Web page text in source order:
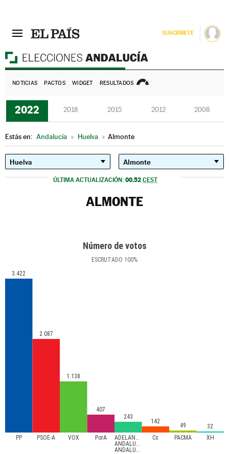
SUSCRÍBETE
NOTICIAS PACTOS WIDGET RESULTADOS
2022 2018 2015 2012 2008
Estás en: Andalucía » Huelva » Almonte
ÚLTIMA ACTUALIZACIÓN: 00.52 CEST
ALMONTE
Número de votos
ESCRUTADO 100%
PP PSOE-A VOX PorA
ADELANTE
ANDALUCÍA-
ANDALUCISTAS
Cs PACMA XH
3.422
2.087
1.138
407
243
142
49 32